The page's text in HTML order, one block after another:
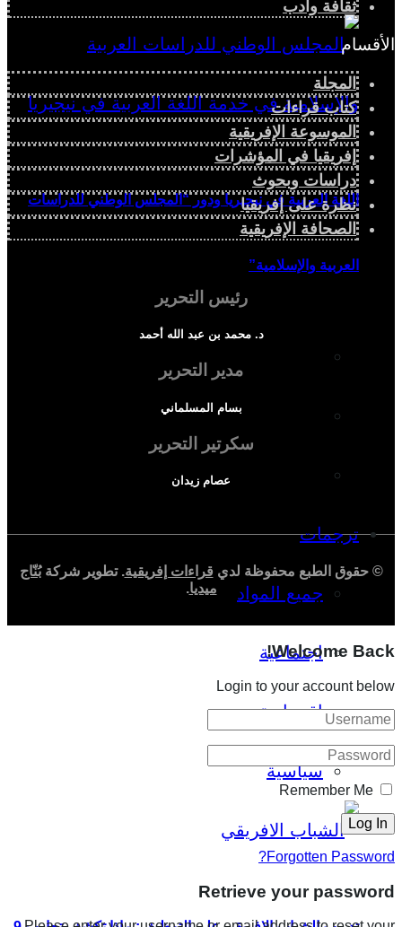
اللغة العربية في نيجيريا ودور “المجلس الوطني للدراسات
العربية والإسلامية”
دراسة اجتماعية
دراسة اقتصادية
ترجمات
جميع المواد
اجتماعية
اقتصادية
سياسية
ثقافة وأدب
الأقسام
المجلة
كتاب قراءات
الموسوعة الإفريقية
إفريقيا في المؤشرات
دراسات وبحوث
نظرة على إفريقيا
الصحافة الإفريقية
رئيس التحرير
د. محمد بن عبد الله أحمد
مدير التحرير
بسام المسلماني
سكرتير التحرير
عصام زيدان
© حقوق الطبع محفوظة لدي قراءات إفريقية. تطوير شركةبُنّاج
ميديا.
Welcome Back!
Login to your account below
Remember Me
Forgotten Password?
Retrieve your password